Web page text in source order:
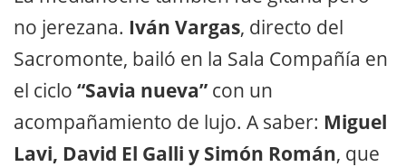
no jerezana. Iván Vargas, directo del
Sacromonte, bailó en la Sala Compañía en
el ciclo “Savia nueva” con un
acompañamiento de lujo. A saber: Miguel
Lavi, David El Galli y Simón Román, que